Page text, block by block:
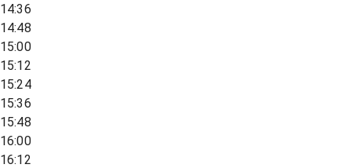
14:36
14:48
15:00
15:12
15:24
15:36
15:48
16:00
16:12